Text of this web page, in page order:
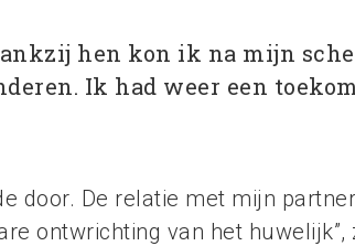
hen kon ik na mijn
Ik had weer een
door. De relatie met mijn
ontwrichting van het